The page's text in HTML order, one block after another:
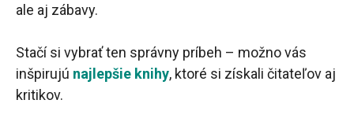
ale aj zábavy.
Stačí si vybrať ten správny príbeh – možno vás
inšpirujú najlepšie knihy, ktoré si získali čitateľov aj
kritikov.